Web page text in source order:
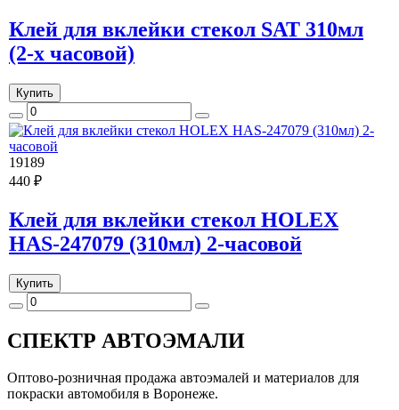
Клей для вклейки стекол SAT 310мл
(2-х часовой)
Купить
19189
440 ₽
Клей для вклейки стекол HOLEX
HAS-247079 (310мл) 2-часовой
Купить
СПЕКТР АВТОЭМАЛИ
Оптово-розничная продажа автоэмалей и материалов для
покраски автомобиля в Воронеже.